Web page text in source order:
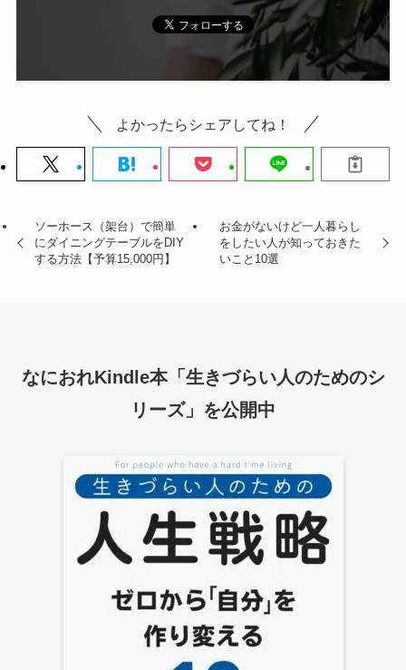
よかったらシェアしてね！
ソーホース（架台）で簡単
にダイニングテーブルをDIY
する方法【予算15,000円】
お金がないけど一人暮らし
をしたい人が知っておきた
いこと10選
なにおれKindle本「生きづらい人のためのシ
リーズ」を公開中